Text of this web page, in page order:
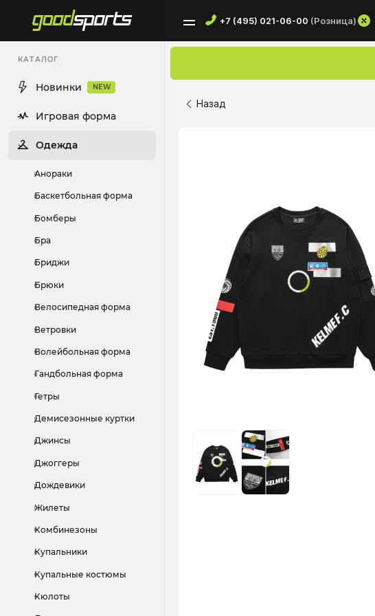
+7 (495) 021-06-00 (Розница)
КАТАЛОГ
Новинки NEW
Игровая форма
Одежда
Анораки
Баскетбольная форма
Бомберы
Бра
Бриджи
Брюки
Велосипедная форма
Ветровки
Волейбольная форма
Гандбольная форма
Гетры
Демисезонные куртки
Джинсы
Джоггеры
Дождевики
Жилеты
Комбинезоны
Купальники
Купальные костюмы
Кюлоты
Назад